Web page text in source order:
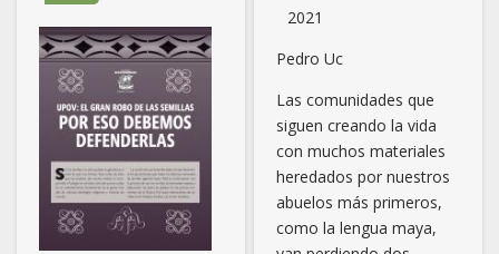
2021
Pedro Uc
Las comunidades que
siguen creando la vida
con muchos materiales
heredados por nuestros
abuelos más primeros,
como la lengua maya,